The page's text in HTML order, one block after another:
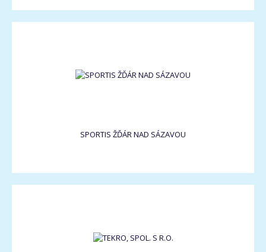
SPORTIS ŽĎÁR NAD SÁZAVOU